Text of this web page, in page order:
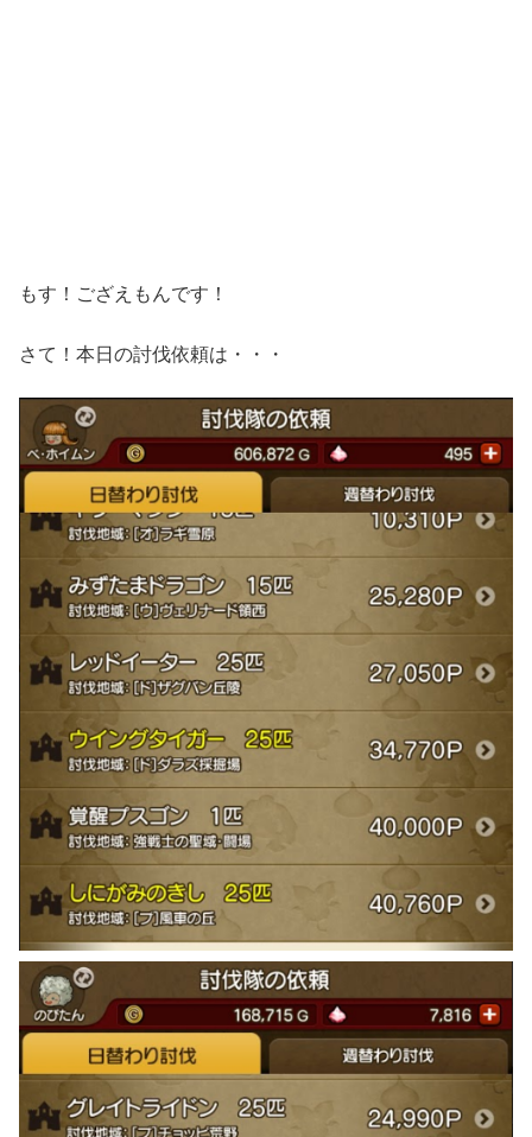
もす！ござえもんです！
さて！本日の討伐依頼は・・・